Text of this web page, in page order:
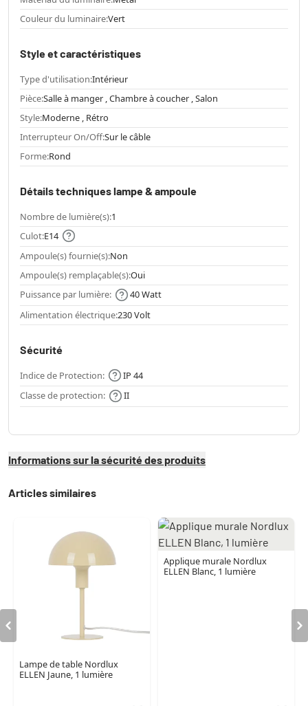
Couleur du luminaire:Vert
Style et caractéristiques
Type d'utilisation:Intérieur
Pièce:Salle à manger , Chambre à coucher , Salon
Style:Moderne , Rétro
Interrupteur On/Off:Sur le câble
Forme:Rond
Détails techniques lampe & ampoule
Nombre de lumière(s):1
Culot:E14
Ampoule(s) fournie(s):Non
Ampoule(s) remplaçable(s):Oui
Puissance par lumière:
40 Watt
Alimentation électrique:230 Volt
Sécurité
Indice de Protection:
IP 44
Classe de protection:
II
Informations sur la sécurité des produits
Articles similaires
Lampe de table Nordlux
ELLEN Jaune, 1 lumière
Applique murale Nordlux
ELLEN Blanc, 1 lumière